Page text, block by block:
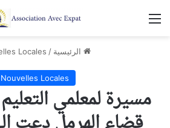
القائمة
الرئيسية /
Locales
Nouvelles Locales
مسيرة لمعلمي